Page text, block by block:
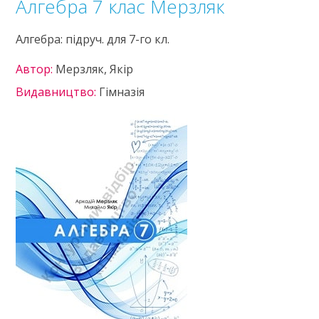
Алгебра 7 клас Мерзляк
Алгебра: підруч. для 7-го кл.
Автор: Мерзляк, Якір
Видавництво: Гімназія